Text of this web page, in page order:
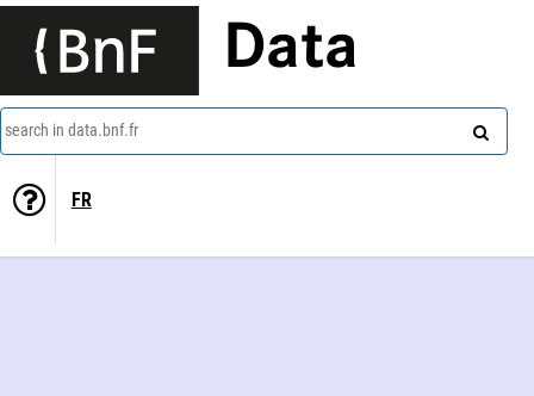
Data
search in data.bnf.fr
FR